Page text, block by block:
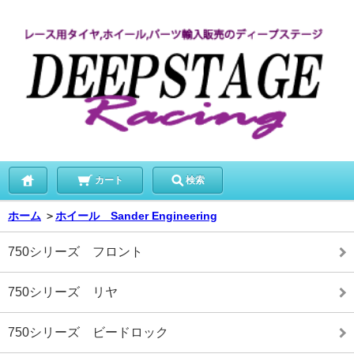
カート 検索
ホーム ＞ホイール Sander Engineering
750シリーズ フロント
750シリーズ リヤ
750シリーズ ビードロック